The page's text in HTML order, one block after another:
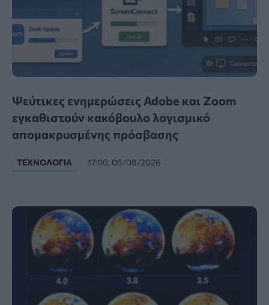
Ψεύτικες ενημερώσεις Adobe και Zoom
εγκαθιστούν κακόβουλο λογισμικό
απομακρυσμένης πρόσβασης
ΤΕΧΝΟΛΟΓΊΑ 17:00, 06/08/2026